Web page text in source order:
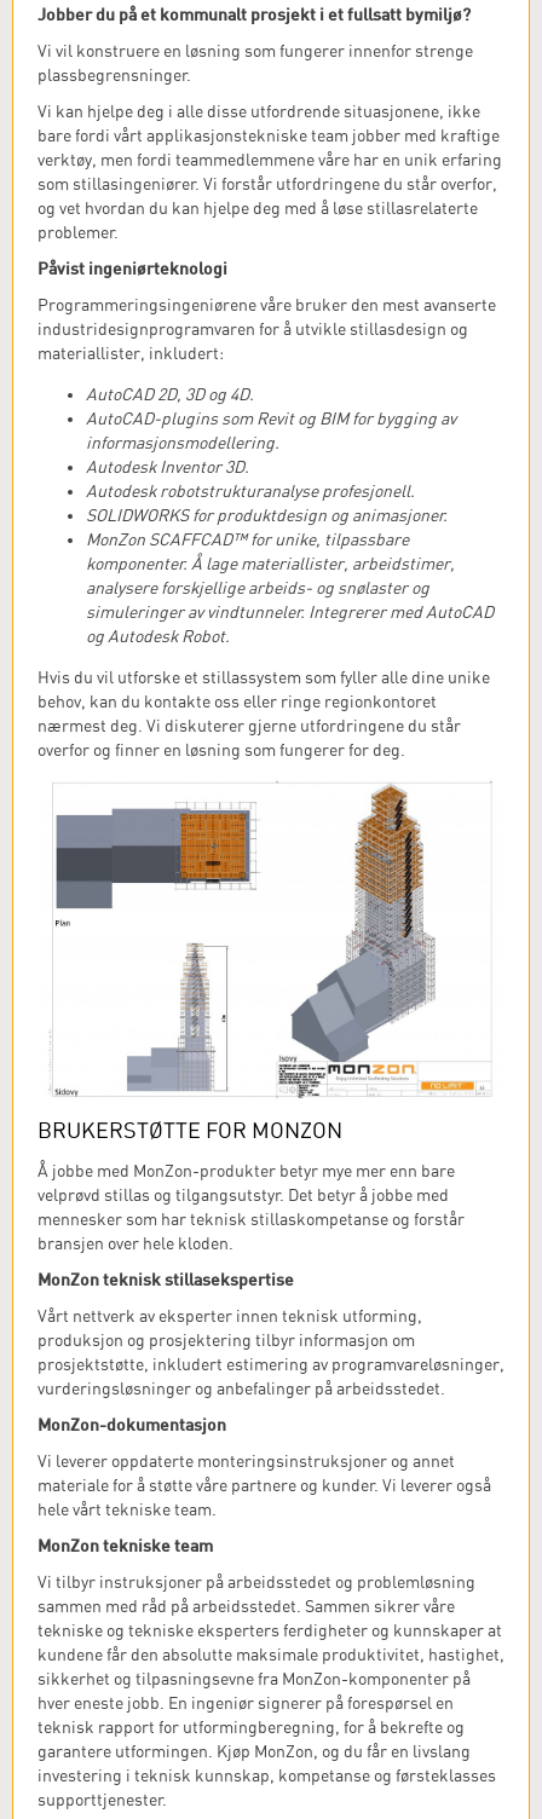
Jobber du på et kommunalt prosjekt i et fullsatt bymiljø?
Vi vil konstruere en løsning som fungerer innenfor strenge
plassbegrensninger.
Vi kan hjelpe deg i alle disse utfordrende situasjonene, ikke
bare fordi vårt applikasjonstekniske team jobber med kraftige
verktøy, men fordi teammedlemmene våre har en unik erfaring
som stillasingeniører. Vi forstår utfordringene du står overfor,
og vet hvordan du kan hjelpe deg med å løse stillasrelaterte
problemer.
Påvist ingeniørteknologi
Programmeringsingeniørene våre bruker den mest avanserte
industridesignprogramvaren for å utvikle stillasdesign og
materiallister, inkludert:
AutoCAD 2D, 3D og 4D.
AutoCAD-plugins som Revit og BIM for bygging av
informasjonsmodellering.
Autodesk Inventor 3D.
Autodesk robotstrukturanalyse profesjonell.
SOLIDWORKS for produktdesign og animasjoner.
MonZon SCAFFCAD™ for unike, tilpassbare
komponenter. Å lage materiallister, arbeidstimer,
analysere forskjellige arbeids- og snølaster og
simuleringer av vindtunneler. Integrerer med AutoCAD
og Autodesk Robot.
Hvis du vil utforske et stillassystem som fyller alle dine unike
behov, kan du kontakte oss eller ringe regionkontoret
nærmest deg. Vi diskuterer gjerne utfordringene du står
overfor og finner en løsning som fungerer for deg.
BRUKERSTØTTE FOR MONZON
Å jobbe med MonZon-produkter betyr mye mer enn bare
velprøvd stillas og tilgangsutstyr. Det betyr å jobbe med
mennesker som har teknisk stillaskompetanse og forstår
bransjen over hele kloden.
MonZon teknisk stillasekspertise
Vårt nettverk av eksperter innen teknisk utforming,
produksjon og prosjektering tilbyr informasjon om
prosjektstøtte, inkludert estimering av programvareløsninger,
vurderingsløsninger og anbefalinger på arbeidsstedet.
MonZon-dokumentasjon
Vi leverer oppdaterte monteringsinstruksjoner og annet
materiale for å støtte våre partnere og kunder. Vi leverer også
hele vårt tekniske team.
MonZon tekniske team
Vi tilbyr instruksjoner på arbeidsstedet og problemløsning
sammen med råd på arbeidsstedet. Sammen sikrer våre
tekniske og tekniske eksperters ferdigheter og kunnskaper at
kundene får den absolutte maksimale produktivitet, hastighet,
sikkerhet og tilpasningsevne fra MonZon-komponenter på
hver eneste jobb. En ingeniør signerer på forespørsel en
teknisk rapport for utformingberegning, for å bekrefte og
garantere utformingen. Kjøp MonZon, og du får en livslang
investering i teknisk kunnskap, kompetanse og førsteklasses
supporttjenester.